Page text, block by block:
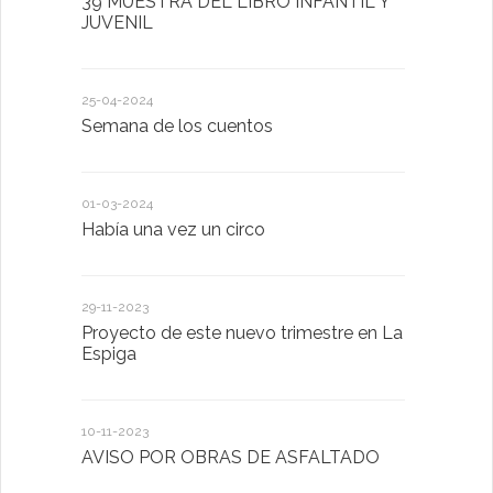
JUVENIL
25-04-2024
Semana de los cuentos
01-03-2024
Había una vez un circo
29-11-2023
Proyecto de este nuevo trimestre en La
Espiga
10-11-2023
AVISO POR OBRAS DE ASFALTADO